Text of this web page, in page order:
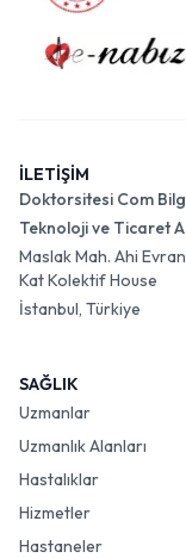
İLETİŞİM
Doktorsitesi Com
Teknoloji ve Ticaret
Maslak Mah. Ahi
Kat Kolektif House
İstanbul, Türkiye
SAĞLIK
Uzmanlar
Uzmanlık Alanları
Hastalıklar
Hizmetler
Hastaneler